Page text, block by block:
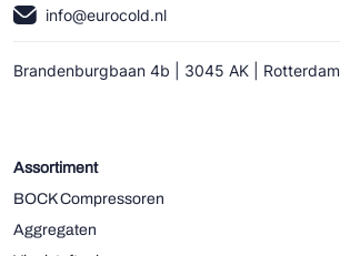
info@eurocold.nl
Brandenburgbaan 4b | 3045 AK | Rotterdam
Assortiment
BOCK Compressoren
Aggregaten